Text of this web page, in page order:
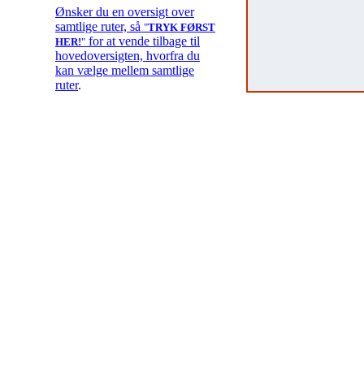
Ønsker du en oversigt over
samtlige ruter, så "TRYK FØRST
HER!" for at vende tilbage til
hovedoversigten, hvorfra du
kan vælge mellem samtlige
ruter.